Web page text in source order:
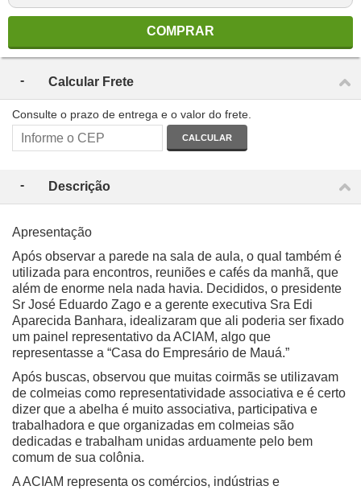
COMPRAR
Calcular Frete
Consulte o prazo de entrega e o valor do frete.
CALCULAR
Descrição
Apresentação
Após observar a parede na sala de aula, o qual também é
utilizada para encontros, reuniões e cafés da manhã, que
além de enorme nela nada havia. Decididos, o presidente
Sr José Eduardo Zago e a gerente executiva Sra Edi
Aparecida Banhara, idealizaram que ali poderia ser fixado
um painel representativo da ACIAM, algo que
representasse a “Casa do Empresário de Mauá.”
Após buscas, observou que muitas coirmãs se utilizavam
de colmeias como representatividade associativa e é certo
dizer que a abelha é muito associativa, participativa e
trabalhadora e que organizadas em colmeias são
dedicadas e trabalham unidas arduamente pelo bem
comum de sua colônia.
A ACIAM representa os comércios, indústrias e